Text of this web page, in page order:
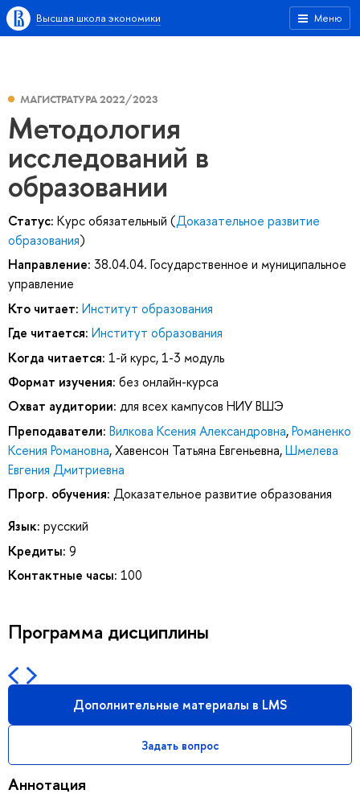
Меню
Высшая школа экономики
МАГИСТРАТУРА 2022/2023
Методология
исследований в
образовании
Статус: Курс обязательный (Доказательное развитие
образования)
Направление: 38.04.04. Государственное и муниципальное
управление
Кто читает: Институт образования
Где читается: Институт образования
Когда читается: 1-й курс, 1-3 модуль
Формат изучения: без онлайн-курса
Охват аудитории: для всех кампусов НИУ ВШЭ
Преподаватели: Вилкова Ксения Александровна,Романенко
Ксения Романовна,Хавенсон Татьяна Евгеньевна,Шмелева
Евгения Дмитриевна
Прогр. обучения: Доказательное развитие образования
Язык: русский
Кредиты: 9
Контактные часы: 100
Программа дисциплины
Дополнительные материалы в LMS
Задать вопрос
Аннотация